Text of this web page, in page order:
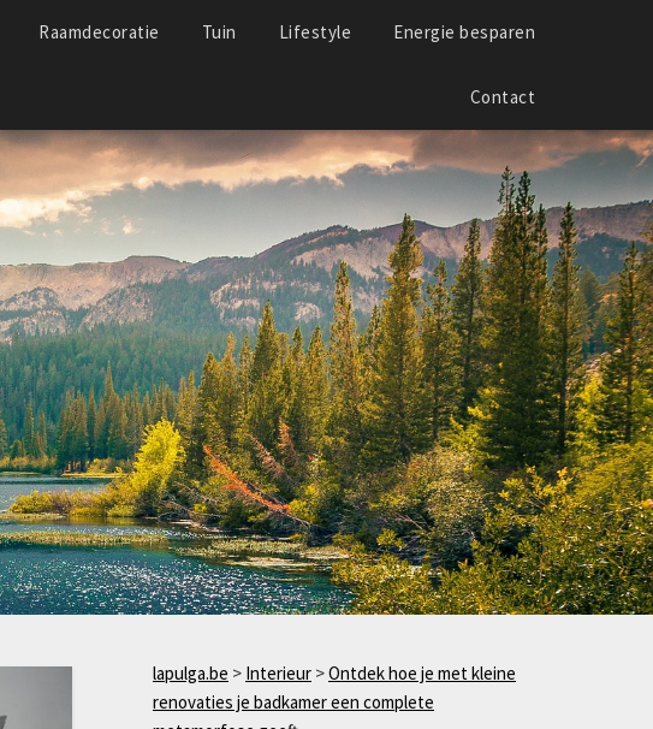
Raamdecoratie Tuin Lifestyle Energie besparen
Contact
lapulga.be > Interieur>Ontdek hoe je met kleine
renovaties je badkamer een complete